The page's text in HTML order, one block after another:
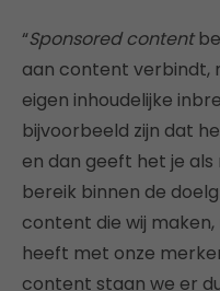
“Sponsored content
aan content verbindt,
eigen inhoudelijke
bijvoorbeeld zijn dat
en dan geeft het je
bereik binnen de
content die wij
heeft met onze
content staan we er